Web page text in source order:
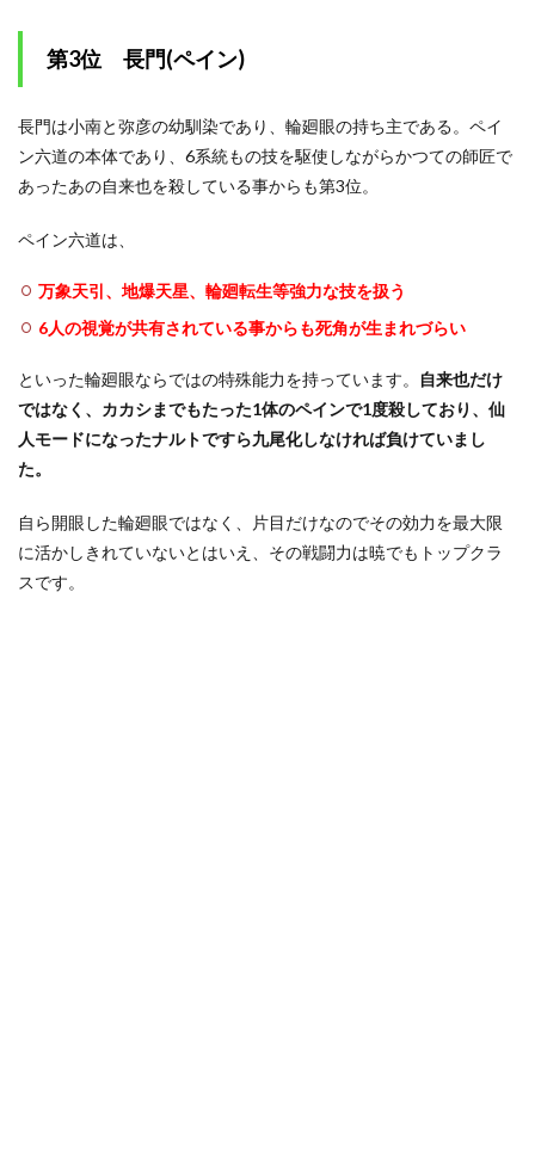
第3位 長門(ペイン)
長門は小南と弥彦の幼馴染であり、輪廻眼の持ち主である。ペイ
ン六道の本体であり、6系統もの技を駆使しながらかつての師匠で
あったあの自来也を殺している事からも第3位。
ペイン六道は、
万象天引、地爆天星、輪廻転生等強力な技を扱う
6人の視覚が共有されている事からも死角が生まれづらい
といった輪廻眼ならではの特殊能力を持っています。
自来也だけ
ではなく、カカシまでもたった1体のペインで1度殺しており、仙
人モードになったナルトですら九尾化しなければ負けていまし
た。
自ら開眼した輪廻眼ではなく、片目だけなのでその効力を最大限
に活かしきれていないとはいえ、その戦闘力は暁でもトップクラ
スです。